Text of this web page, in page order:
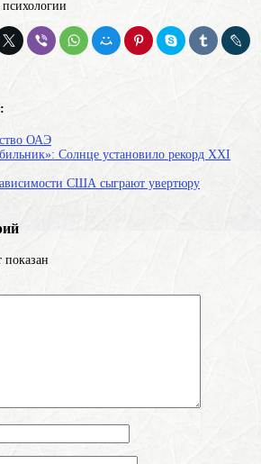
ОАЭ
Солнце установило рекорд XXI
США сыграют увертюру
показан